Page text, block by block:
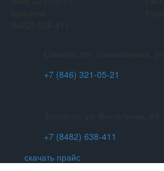
+7 (846) 321-05-21
+7 (8482) 638-411
скачать прайс